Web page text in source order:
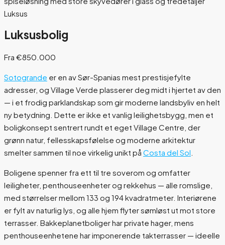
Luksus
Luksusbolig
Fra €850.000
Sotogrande er en av Sør-Spanias mest prestisjefylte
adresser, og Village Verde plasserer deg midt i hjertet av den
— i et frodig parklandskap som gir moderne landsbyliv en helt
ny betydning. Dette er ikke et vanlig leilighetsbygg, men et
boligkonsept sentrert rundt et eget Village Centre, der
grønn natur, fellesskapsfølelse og moderne arkitektur
smelter sammen til noe virkelig unikt på Costa del Sol
Boligene spenner fra ett til tre soverom og omfatter
leiligheter, penthouseenheter og rekkehus — alle romslige,
med størrelser mellom 133 og 194 kvadratmeter. Interiørene
er fylt av naturlig lys, og alle hjem flyter sømløst ut mot store
terrasser. Bakkeplanetboliger har private hager, mens
penthouseenhetene har imponerende takterrasser — ideelle